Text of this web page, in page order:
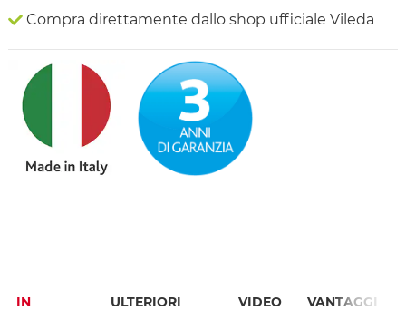
Compra direttamente dallo shop ufficiale Vileda
IN
ULTERIORI
VIDEO VANTAGGI